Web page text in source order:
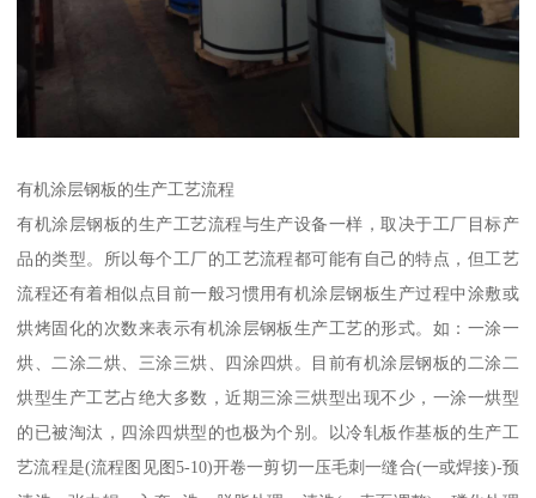
有机涂层钢板的生产工艺流程
有机涂层钢板的生产工艺流程与生产设备一样，取决于工厂目标产
品的类型。所以每个工厂的工艺流程都可能有自己的特点，但工艺
流程还有着相似点目前一般习惯用有机涂层钢板生产过程中涂敷或
烘烤固化的次数来表示有机涂层钢板生产工艺的形式。如：一涂一
烘、二涂二烘、三涂三烘、四涂四烘。目前有机涂层钢板的二涂二
烘型生产工艺占绝大多数，近期三涂三烘型出现不少，一涂一烘型
的已被淘汰，四涂四烘型的也极为个别。以冷轧板作基板的生产工
艺流程是(流程图见图5-10)开卷一剪切一压毛刺一缝合(一或焊接)-预